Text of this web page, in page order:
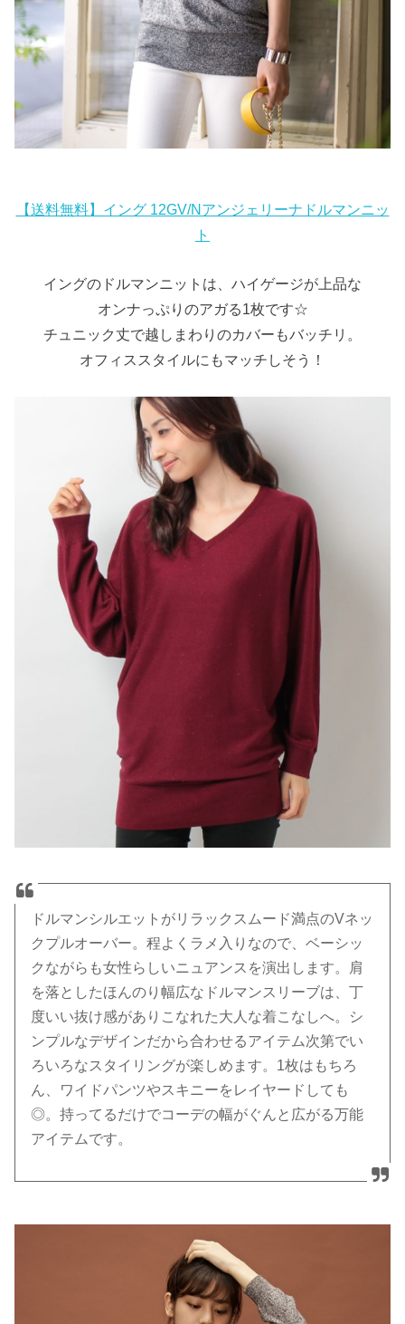
【送料無料】イング 12GV/Nアンジェリーナドルマンニッ
ト
イングのドルマンニットは、ハイゲージが上品な
オンナっぷりのアガる1枚です☆
チュニック丈で越しまわりのカバーもバッチリ。
オフィススタイルにもマッチしそう！
ドルマンシルエットがリラックスムード満点のVネッ
クプルオーバー。程よくラメ入りなので、ベーシッ
クながらも女性らしいニュアンスを演出します。肩
を落としたほんのり幅広なドルマンスリーブは、丁
度いい抜け感がありこなれた大人な着こなしへ。シ
ンプルなデザインだから合わせるアイテム次第でい
ろいろなスタイリングが楽しめます。1枚はもちろ
ん、ワイドパンツやスキニーをレイヤードしても
◎。持ってるだけでコーデの幅がぐんと広がる万能
アイテムです。